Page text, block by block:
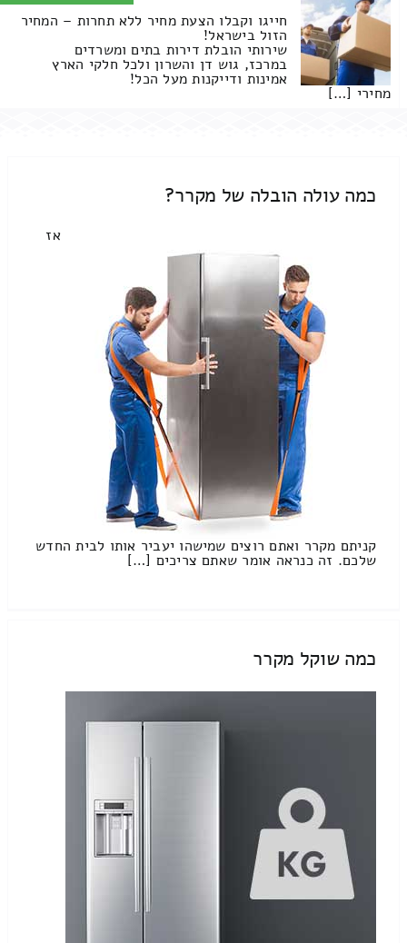
חייגו וקבלו הצעת מחיר ללא תחרות – המחיר
הזול בישראל!
שירותי הובלת דירות בתים ומשרדים
במרכז, גוש דן והשרון ולכל חלקי הארץ
אמינות ודייקנות מעל הכל!
מחירי […]
כמה עולה הובלה של מקרר?
אז
קניתם מקרר ואתם רוצים שמישהו יעביר אותו לבית החדש
שלכם. זה כנראה אומר שאתם צריכים […]
כמה שוקל מקרר